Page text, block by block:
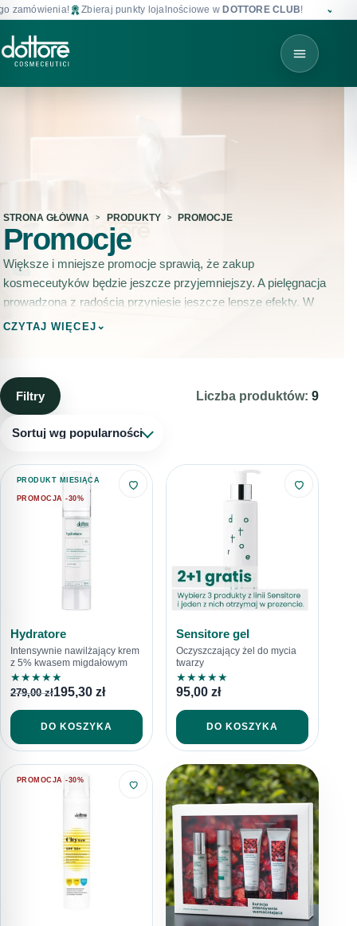
Zbieraj punkty lojalnościowe wDOTTORE CLUB !
STRONA GŁÓWNA PRODUKTY PROMOCJE
Promocje
Większe i mniejsze promocje sprawią, że zakup
kosmeceutyków będzie jeszcze przyjemniejszy. A pielęgnacja
prowadzona z radością przyniesie jeszcze lepsze efekty. W
dottore pamiętamy o różnego typu niespodziankach dla
regularnego śledzenia naszych akcji promocyjnych.
CZYTAJ WIĘCEJ ⌄
Filtry Liczba produktów: 9
Sortuj wg popularności
PRODUKT MIESIĄCA
PROMOCJA -30%
Hydratore
Intensywnie nawilżający krem
z 5% kwasem migdałowym
★★★★★
279,00zł195,30 zł
DO KOSZYKA
Sensitore gel
Oczyszczający żel do mycia
twarzy
★★★★★
95,00 zł
DO KOSZYKA
PROMOCJA -30%